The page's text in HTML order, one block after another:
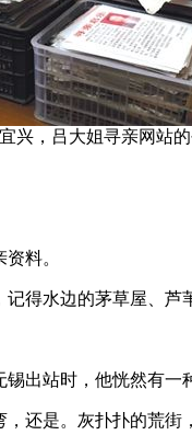
兴，吕大姐寻亲网站的
料。
水边的茅草屋、芦
出站时，他恍然有一
是。灰扑扑的荒街